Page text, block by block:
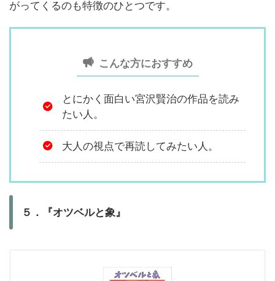
がってくるのも特徴のひとつです。
こんな方におすすめ
とにかく面白い宮沢賢治の作品を読み
たい人。
大人の視点で再読してみたい人。
５．『オツベルと象』